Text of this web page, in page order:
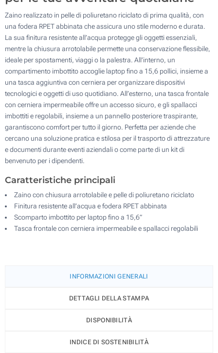
Zaino realizzato in pelle di poliuretano riciclato di prima qualità, con
una fodera RPET abbinata che assicura uno stile moderno e durata.
La sua finitura resistente all’acqua protegge gli oggetti essenziali,
mentre la chiusura arrotolabile permette una conservazione flessibile,
ideale per spostamenti, viaggi o la palestra. All’interno, un
compartimento imbottito accoglie laptop fino a 15,6 pollici, insieme a
una tasca aggiuntiva con cerniera per organizzare dispositivi
tecnologici e oggetti di uso quotidiano. All’esterno, una tasca frontale
con cerniera impermeabile offre un accesso sicuro, e gli spallacci
imbottiti e regolabili, insieme a un pannello posteriore traspirante,
garantiscono comfort per tutto il giorno. Perfetta per aziende che
cercano una soluzione pratica e stilosa per il trasporto di attrezzature
e documenti durante eventi aziendali o come parte di un kit di
benvenuto per i dipendenti.
Caratteristiche principali
Zaino con chiusura arrotolabile e pelle di poliuretano riciclato
Finitura resistente all’acqua e fodera RPET abbinata
Scomparto imbottito per laptop fino a 15,6”
Tasca frontale con cerniera impermeabile e spallacci regolabili
INFORMAZIONI GENERALI
DETTAGLI DELLA STAMPA
DISPONIBILITÀ
INDICE DI SOSTENIBILITÀ